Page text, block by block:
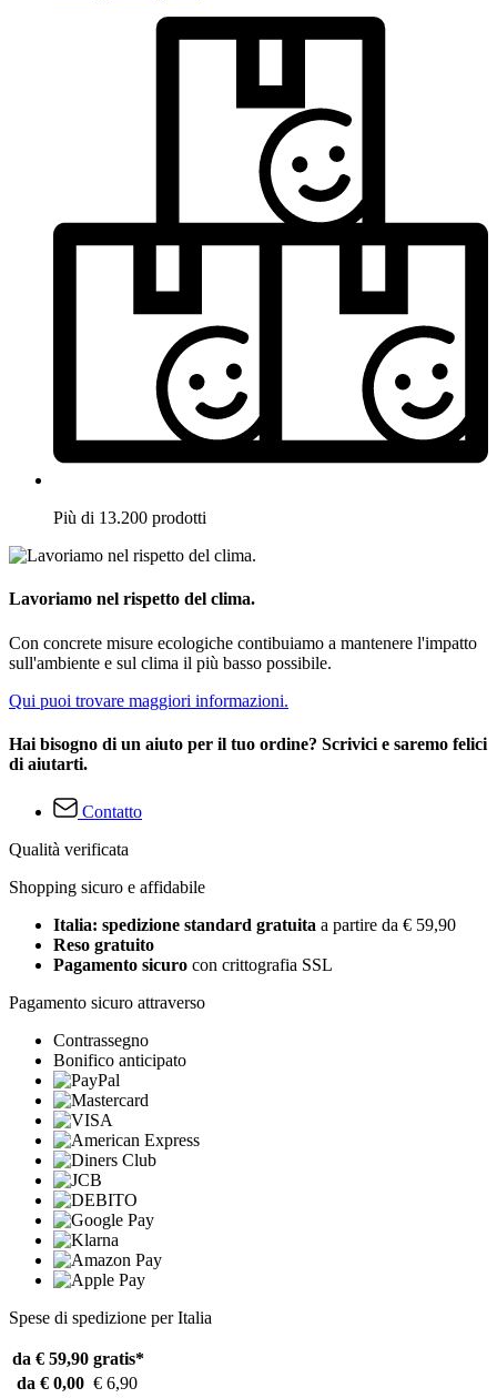
Più di 13.200 prodotti
Lavoriamo nel rispetto del clima.
Con concrete misure ecologiche contibuiamo a mantenere l'impatto
sull'ambiente e sul clima il più basso possibile.
Qui puoi trovare maggiori informazioni.
Hai bisogno di un aiuto per il tuo ordine? Scrivici e saremo felici
di aiutarti.
Contatto
Qualità verificata
Shopping sicuro e affidabile
Italia: spedizione standard gratuita a partire da € 59,90
Reso gratuito
Pagamento sicuro con crittografia SSL
Pagamento sicuro attraverso
Contrassegno
Bonifico anticipato
Spese di spedizione per Italia
da € 59,90 gratis*
da € 0,00 € 6,90